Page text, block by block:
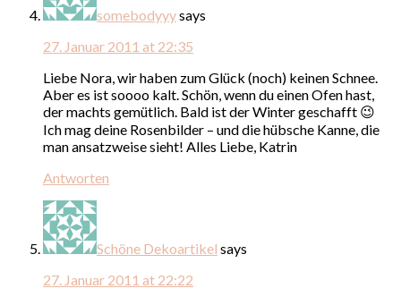
somebodyyysays
27. Januar 2011 at 22:35
Liebe Nora, wir haben zum Glück (noch) keinen Schnee.
Aber es ist soooo kalt. Schön, wenn du einen Ofen hast,
der machts gemütlich. Bald ist der Winter geschafft 😉
Ich mag deine Rosenbilder – und die hübsche Kanne, die
man ansatzweise sieht! Alles Liebe, Katrin
Antworten
Schöne Dekoartikel says
27. Januar 2011 at 22:22